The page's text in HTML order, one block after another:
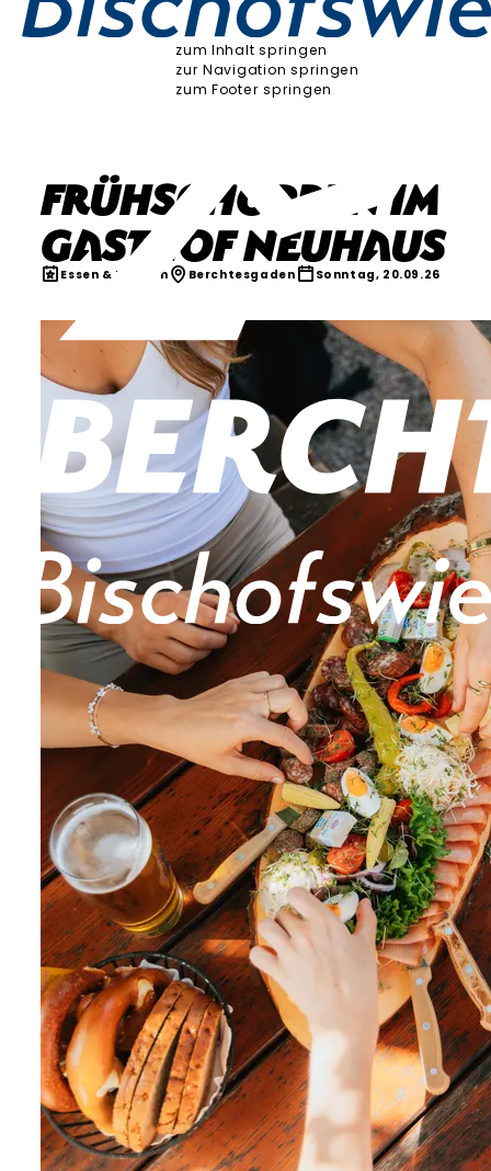
zum Inhalt springen
zur Navigation springen
zum Footer springen
Frühschoppen im
Gasthof NEUHAUS
Essen & Trinken Berchtesgaden Sonntag, 20.09.26